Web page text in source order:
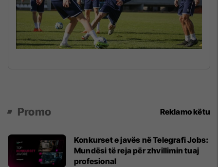
Promo Reklamo këtu
Konkurset e javës në Telegrafi Jobs:
Mundësi të reja për zhvillimin tuaj
profesional